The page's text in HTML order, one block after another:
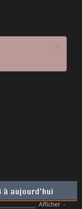
×
à aujourd'hui
Afficher -